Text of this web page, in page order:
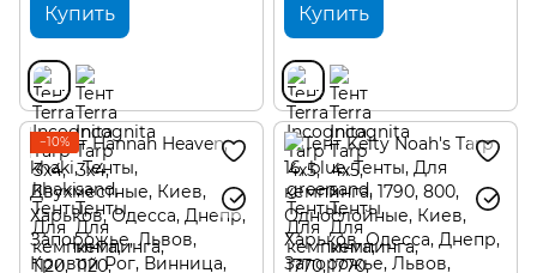
Купить Купить
−10%